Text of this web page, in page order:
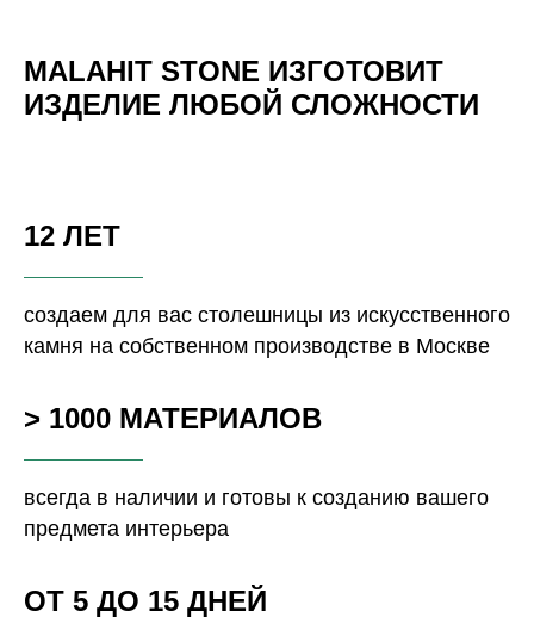
MALAHIT STONE ИЗГОТОВИТ
ИЗДЕЛИЕ ЛЮБОЙ СЛОЖНОСТИ
12 ЛЕТ
создаем для вас столешницы из искусственного
камня на собственном производстве в Москве
> 1000 МАТЕРИАЛОВ
всегда в наличии и готовы к созданию вашего
предмета интерьера
ОТ 5 ДО 15 ДНЕЙ